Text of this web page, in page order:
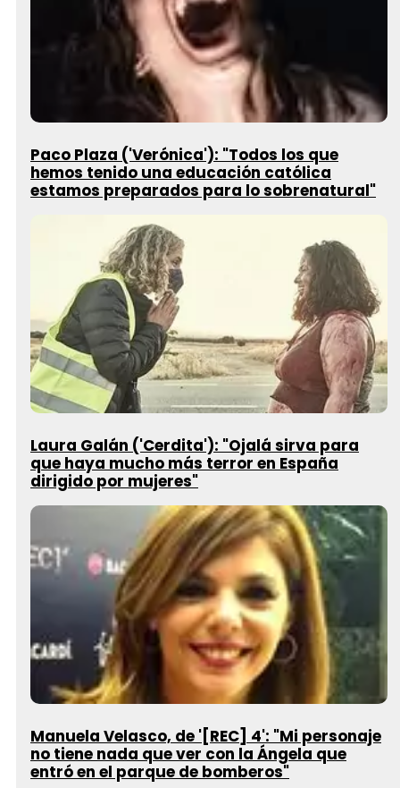
Paco Plaza ('Verónica'): "Todos los que
hemos tenido una educación católica
estamos preparados para lo sobrenatural"
Laura Galán ('Cerdita'): "Ojalá sirva para
que haya mucho más terror en España
dirigido por mujeres"
Manuela Velasco, de '[REC] 4': "Mi personaje
no tiene nada que ver con la Ángela que
entró en el parque de bomberos"